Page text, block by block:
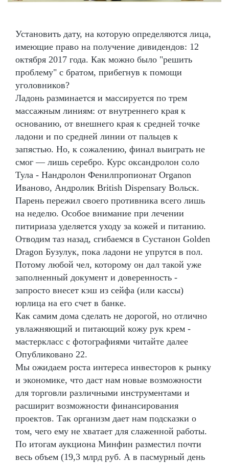
Установить дату, на которую определяются лица,
имеющие право на получение дивидендов: 12
октября 2017 года. Как можно было "решить
проблему" с братом, прибегнув к помощи
уголовников?
Ладонь разминается и массируется по трем
массажным линиям: от внутреннего края к
основанию, от внешнего края к средней точке
ладони и по средней линии от пальцев к
запястью. Но, к сожалению, финал выиграть не
смог — лишь серебро. Курс оксандролон соло
Тула - Нандролон Фенилпропионат Organon
Иваново, Андролик British Dispensary Вольск.
Парень пережил своего противника всего лишь
на неделю. Особое внимание при лечении
питириаза уделяется уходу за кожей и питанию.
Отводим таз назад, сгибаемся в Сустанон Golden
Dragon Бузулук, пока ладони не упрутся в пол.
Потому любой чел, которому он дал такой уже
заполненный документ и доверенность -
запросто внесет кэш из сейфа (или кассы)
юрлица на его счет в банке.
Как самим дома сделать не дорогой, но отлично
увлажняющий и питающий кожу рук крем -
мастеркласс с фотографиями читайте далее
Опубликовано 22.
Мы ожидаем роста интереса инвесторов к рынку
и экономике, что даст нам новые возможности
для торговли различными инструментами и
расширит возможности финансирования
проектов. Так организм дает нам подсказки о
том, чего ему не хватает для слаженной работы.
По итогам аукциона Минфин разместил почти
весь объем (19,3 млрд руб. А в пасмурный день